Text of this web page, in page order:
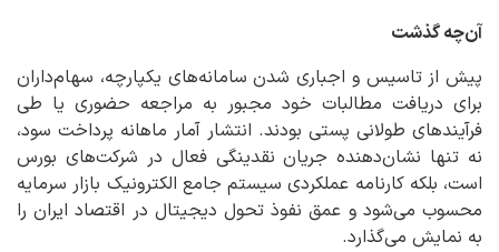
آن‌چه گذشت
پیش از تاسیس و اجباری شدن سامانه‌های یکپارچه، سهام‌داران
برای دریافت مطالبات خود مجبور به مراجعه حضوری یا طی
فرآیندهای طولانی پستی بودند. انتشار آمار ماهانه پرداخت سود،
نه تنها نشان‌دهنده جریان نقدینگی فعال در شرکت‌های بورس
است، بلکه کارنامه عملکردی سیستم جامع الکترونیک بازار سرمایه
محسوب می‌شود و عمق نفوذ تحول دیجیتال در اقتصاد ایران را
به نمایش می‌گذارد.